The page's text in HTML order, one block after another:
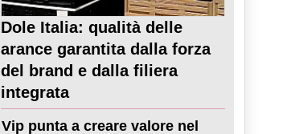
Dole Italia: qualità delle
arance garantita dalla forza
del brand e dalla filiera
integrata
Vip punta a creare valore nel